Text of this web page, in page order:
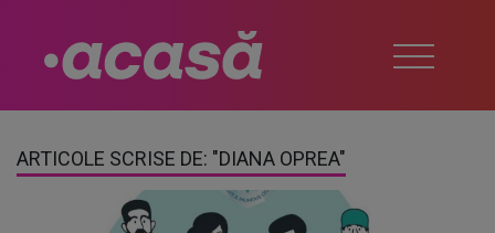
ARTICOLE SCRISE DE: "DIANA OPREA"